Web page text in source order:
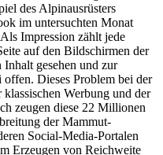
des Alpinausrüsters
im untersuchten Monat
Impression zählt jede
auf den Bildschirmen der
gesehen und zur
Dieses Problem bei der
Werbung und der
zeugen diese 22 Millionen
der Mammut-
Social-Media-Portalen
Erzeugen von Reichweite